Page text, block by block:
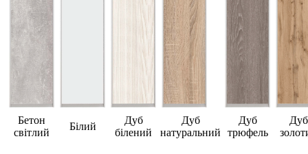
Бетон
світлий
Білий
Дуб
білений
Дуб
натуральний
Дуб
трюфель
Дуб